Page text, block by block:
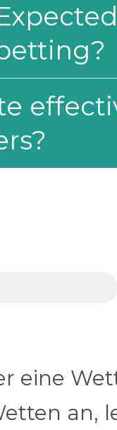
eine
an,